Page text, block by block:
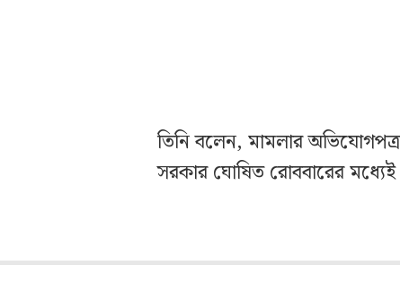
তিনি বলেন, মামলার
সরকার ঘোষিত রোববারের